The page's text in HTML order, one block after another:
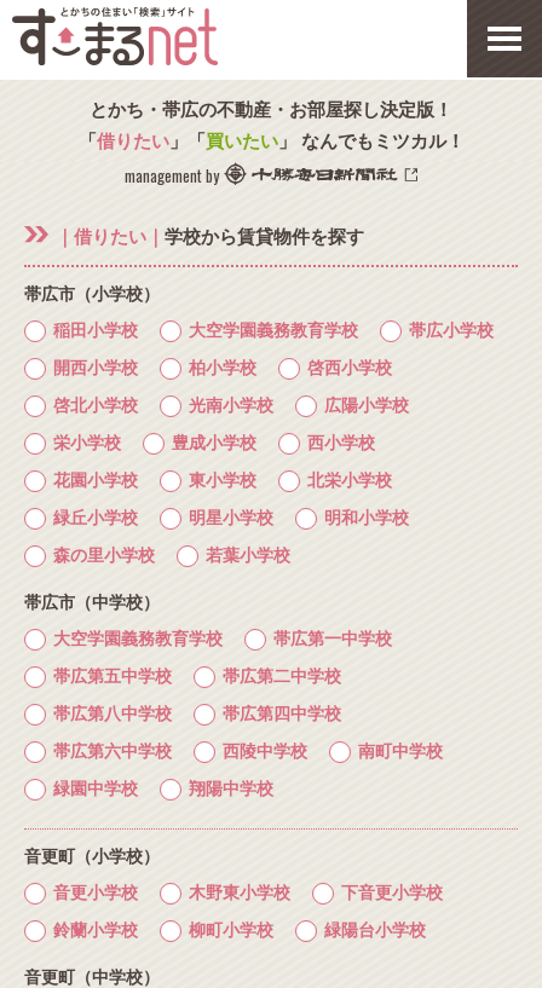
とかち・帯広の不動産・お部屋探し決定版！
「借りたい」「買いたい」 なんでもミツカル！
management by
｜借りたい｜ 学校から賃貸物件を探す
帯広市（小学校）
稲田小学校
大空学園義務教育学校
帯広小学校
開西小学校
柏小学校
啓西小学校
啓北小学校
光南小学校
広陽小学校
栄小学校
豊成小学校
西小学校
花園小学校
東小学校
北栄小学校
緑丘小学校
明星小学校
明和小学校
森の里小学校
若葉小学校
帯広市（中学校）
大空学園義務教育学校
帯広第一中学校
帯広第五中学校
帯広第二中学校
帯広第八中学校
帯広第四中学校
帯広第六中学校
西陵中学校
南町中学校
緑園中学校
翔陽中学校
音更町（小学校）
音更小学校
木野東小学校
下音更小学校
鈴蘭小学校
柳町小学校 緑陽台小学校
音更町（中学校）